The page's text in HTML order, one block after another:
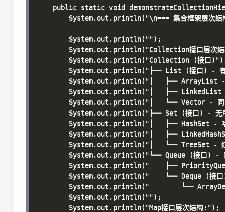
public static void
System.out.println("\n=== 集合框架层次结
        System.out.println("");
System.out.println("Collection接口层次
System.out.println("Collection (接口
System.out.println("├── List (接口) -
System.out.println("│   ├── ArrayList -
System.out.println("│   ├── LinkedList
System.out.println("│   └── Vector - 同
System.out.println("├── Set (接口) - 无
System.out.println("│   ├── HashSet -
System.out.println("│   ├──
System.out.println("│   └── TreeSet -
System.out.println("└── Queue (接口) -
System.out.println("    ├──
System.out.println("    └── Deque (接口
System.out.println("        └──
        System.out.println("");
        System.out.println("Map接口层次结构:");